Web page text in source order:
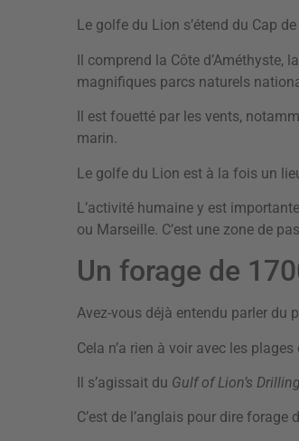
Le golfe du Lion s’étend du Cap
Il comprend la Côte d’Améthyste,
magnifiques parcs naturels
Il est fouetté par les vents,
marin.
Le golfe du Lion est à la fois un
L’activité humaine y est
ou Marseille. C’est une zone de
Un forage de
Avez-vous déjà entendu parler du
Cela n’a rien à voir avec les
Il s’agissait du Gulf of Lion’s Drilling
C’est de l’anglais pour dire forage